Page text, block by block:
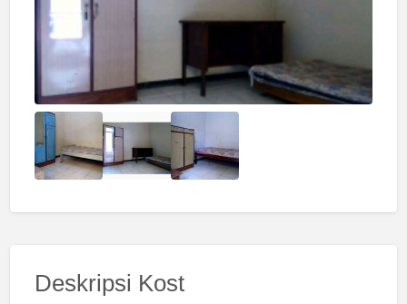
Deskripsi Kost